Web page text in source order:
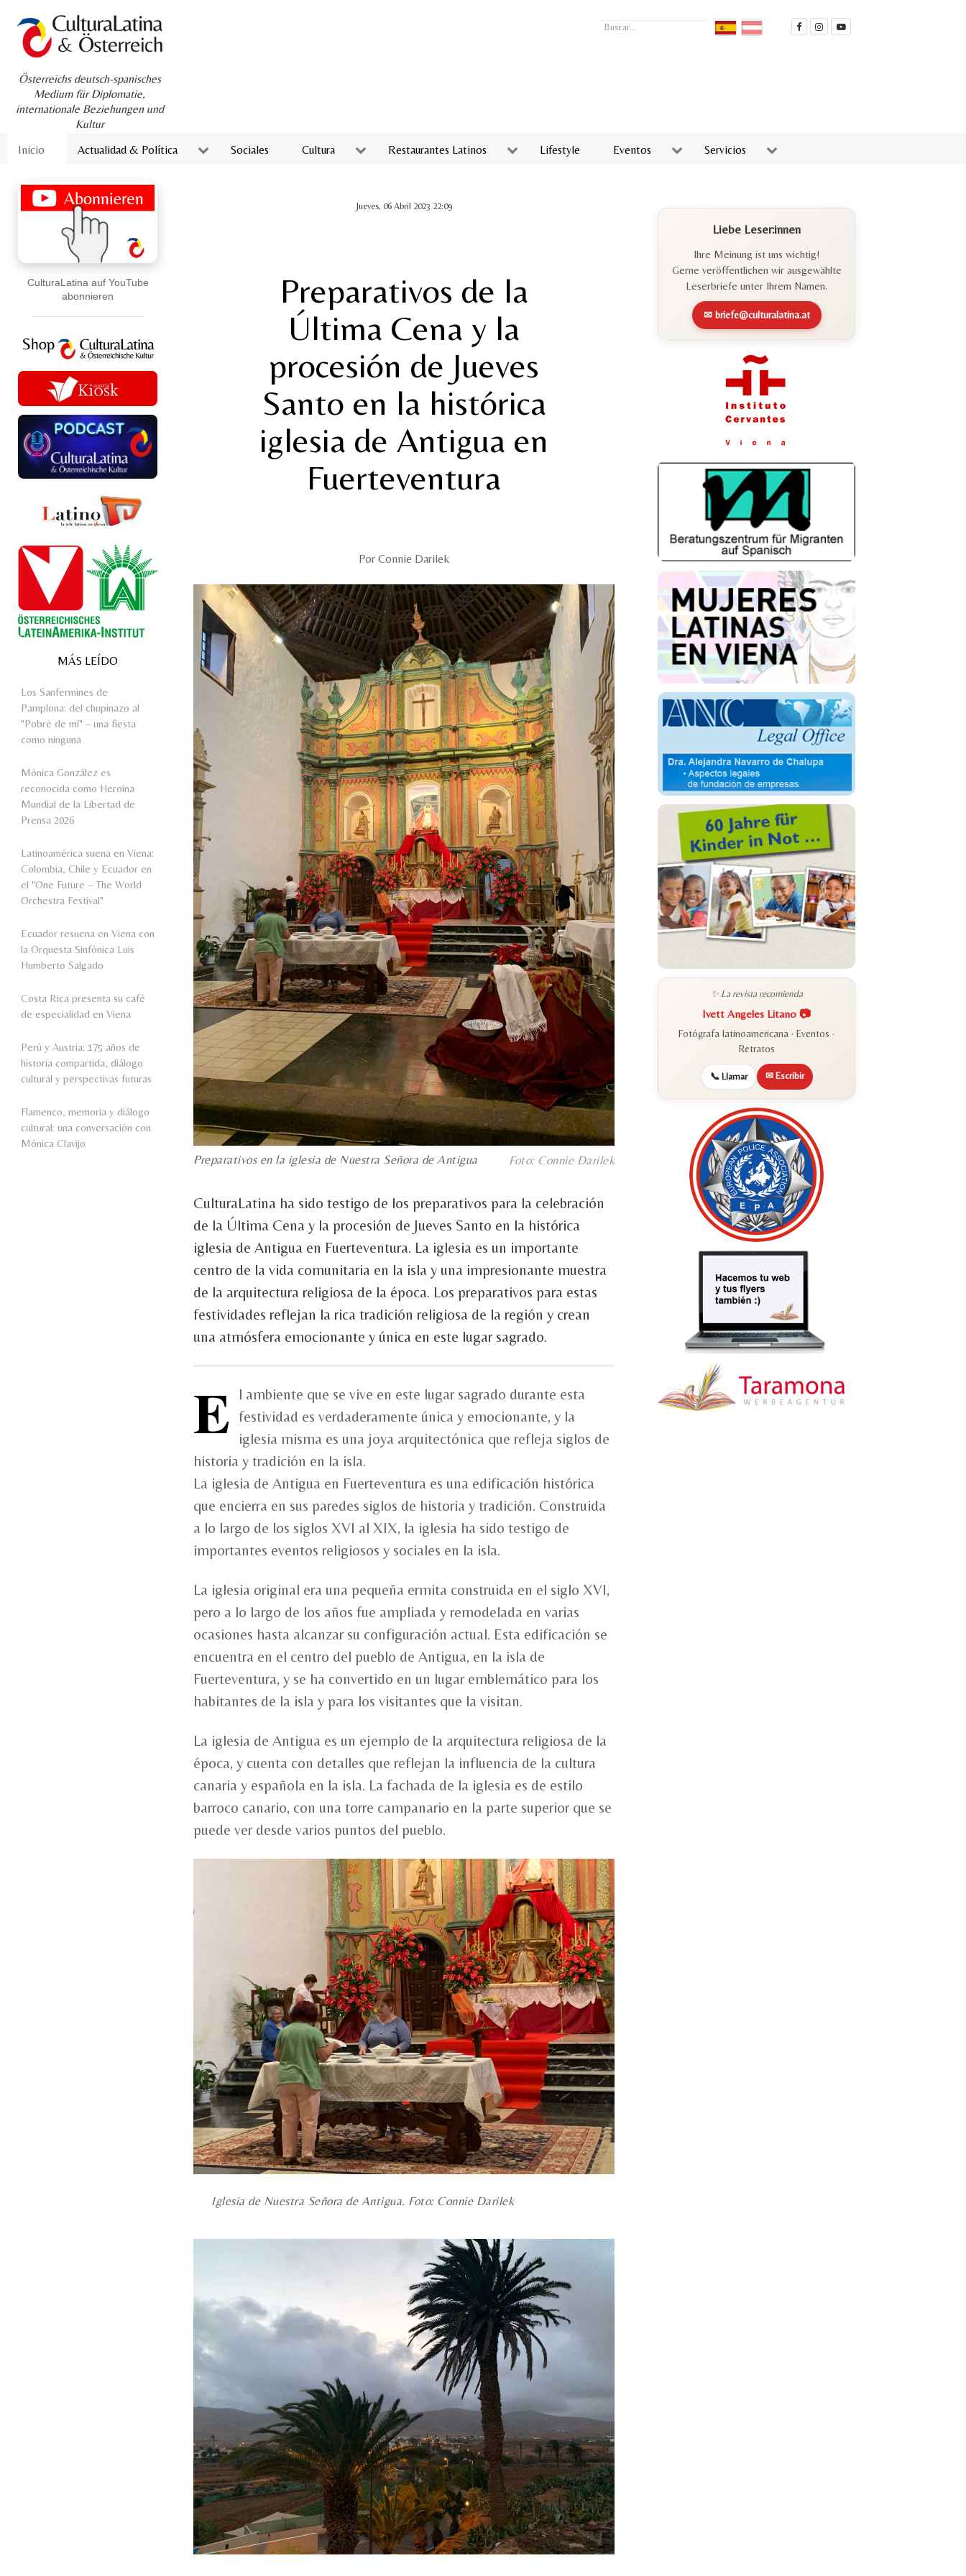
Österreichs deutsch-spanisches
Medium für Diplomatie,
internationale Beziehungen und
Kultur
Buscar...
Inicio Actualidad & Política Sociales Cultura Restaurantes Latinos Lifestyle Eventos Servicios
CulturaLatina auf YouTube
abonnieren
MÁS LEÍDO
Los Sanfermines de
Pamplona: del chupinazo al
"Pobre de mí" – una fiesta
como ninguna
Mónica González es
reconocida como Heroína
Mundial de la Libertad de
Prensa 2026
Latinoamérica suena en Viena:
Colombia, Chile y Ecuador en
el "One Future – The World
Orchestra Festival"
Ecuador resuena en Viena con
la Orquesta Sinfónica Luis
Humberto Salgado
Costa Rica presenta su café
de especialidad en Viena
Perú y Austria: 175 años de
historia compartida, diálogo
cultural y perspectivas futuras
Flamenco, memoria y diálogo
cultural: una conversación con
Mónica Clavijo
Jueves, 06 Abril 2023 22:09
Preparativos de la
Última Cena y la
procesión de Jueves
Santo en la histórica
iglesia de Antigua en
Fuerteventura
Por Connie Darilek
Preparativos en la iglesia de Nuestra Señora de Antigua Foto: Connie Darilek
CulturaLatina ha sido testigo de los preparativos para la celebración
de la Última Cena y la procesión de Jueves Santo en la histórica
iglesia de Antigua en Fuerteventura. La iglesia es un importante
centro de la vida comunitaria en la isla y una impresionante muestra
de la arquitectura religiosa de la época. Los preparativos para estas
festividades reflejan la rica tradición religiosa de la región y crean
una atmósfera emocionante y única en este lugar sagrado.
E
l ambiente que se vive en este lugar sagrado durante esta
festividad es verdaderamente única y emocionante, y la
iglesia misma es una joya arquitectónica que refleja siglos de
historia y tradición en la isla.
La iglesia de Antigua en Fuerteventura es una edificación histórica
que encierra en sus paredes siglos de historia y tradición. Construida
a lo largo de los siglos XVI al XIX, la iglesia ha sido testigo de
importantes eventos religiosos y sociales en la isla.
La iglesia original era una pequeña ermita construida en el siglo XVI,
pero a lo largo de los años fue ampliada y remodelada en varias
ocasiones hasta alcanzar su configuración actual. Esta edificación se
encuentra en el centro del pueblo de Antigua, en la isla de
Fuerteventura, y se ha convertido en un lugar emblemático para los
habitantes de la isla y para los visitantes que la visitan.
La iglesia de Antigua es un ejemplo de la arquitectura religiosa de la
época, y cuenta con detalles que reflejan la influencia de la cultura
canaria y española en la isla. La fachada de la iglesia es de estilo
barroco canario, con una torre campanario en la parte superior que se
puede ver desde varios puntos del pueblo.
Iglesia de Nuestra Señora de Antigua. Foto: Connie Darilek
Liebe Leser:innen
Ihre Meinung ist uns wichtig!
Gerne veröffentlichen wir ausgewählte
Leserbriefe unter Ihrem Namen.
✉ briefe@culturalatina.at
✨ La revista recomienda
Ivett Angeles Litano 📷
Fotógrafa latinoamericana · Eventos ·
Retratos
📞 Llamar ✉ Escribir